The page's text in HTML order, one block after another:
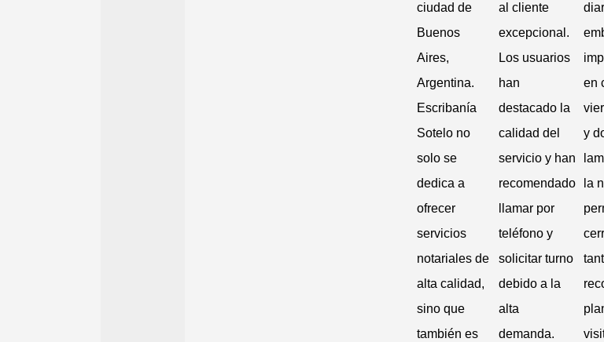
ciudad de
Buenos
Aires,
Argentina.
Escribanía
Sotelo no
solo se
dedica a
ofrecer
servicios
notariales de
alta calidad,
sino que
también es
al cliente
excepcional.
Los usuarios
han
destacado la
calidad del
servicio y han
recomendado
llamar por
teléfono y
solicitar turno
debido a la
alta
demanda.
en
y
la